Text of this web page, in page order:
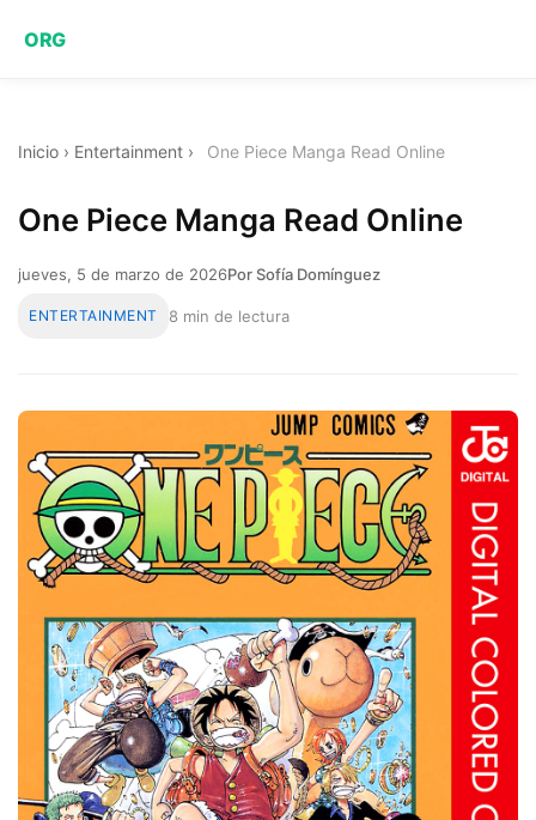
ORG
Inicio › Entertainment › One Piece Manga Read Online
One Piece Manga Read Online
jueves, 5 de marzo de 2026Por Sofía Domínguez
ENTERTAINMENT 8 min de lectura